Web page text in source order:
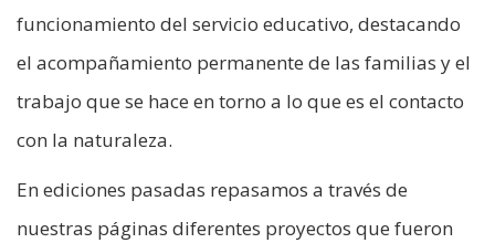
funcionamiento del servicio educativo, destacando
el acompañamiento permanente de las familias y el
trabajo que se hace en torno a lo que es el contacto
con la naturaleza.
En ediciones pasadas repasamos a través de
nuestras páginas diferentes proyectos que fueron